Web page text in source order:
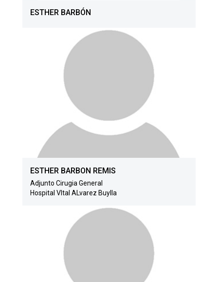
ESTHER BARBÓN
ESTHER BARBON REMIS
Adjunto Cirugia General
Hospital VItal ALvarez Buylla